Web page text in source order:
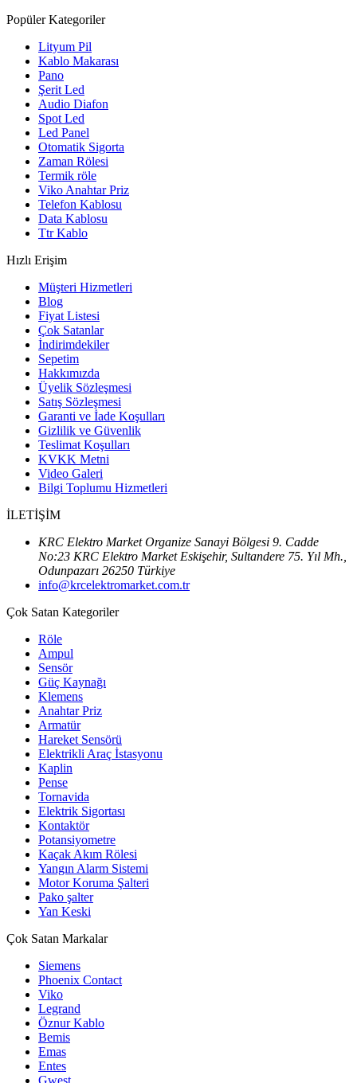
Popüler Kategoriler
Lityum Pil
Kablo Makarası
Pano
Şerit Led
Audio Diafon
Spot Led
Led Panel
Otomatik Sigorta
Zaman Rölesi
Termik röle
Viko Anahtar Priz
Telefon Kablosu
Data Kablosu
Ttr Kablo
Hızlı Erişim
Müşteri Hizmetleri
Blog
Fiyat Listesi
Çok Satanlar
İndirimdekiler
Sepetim
Hakkımızda
Üyelik Sözleşmesi
Satış Sözleşmesi
Garanti ve İade Koşulları
Gizlilik ve Güvenlik
Teslimat Koşulları
KVKK Metni
Video Galeri
Bilgi Toplumu Hizmetleri
İLETİŞİM
KRC Elektro Market Organize Sanayi Bölgesi 9. Cadde
No:23 KRC Elektro Market Eskişehir, Sultandere 75. Yıl Mh.,
Odunpazarı 26250 Türkiye
info@krcelektromarket.com.tr
Çok Satan Kategoriler
Röle
Ampul
Sensör
Güç Kaynağı
Klemens
Anahtar Priz
Armatür
Hareket Sensörü
Elektrikli Araç İstasyonu
Kaplin
Pense
Tornavida
Elektrik Sigortası
Kontaktör
Potansiyometre
Kaçak Akım Rölesi
Yangın Alarm Sistemi
Motor Koruma Şalteri
Pako şalter
Yan Keski
Çok Satan Markalar
Siemens
Phoenix Contact
Viko
Legrand
Öznur Kablo
Bemis
Emas
Entes
Gwest